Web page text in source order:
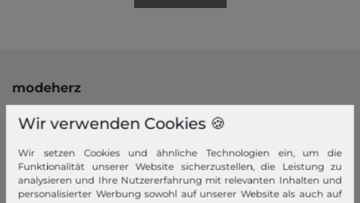
modeherz
Impressum
Widerrufsrecht
Datenschutzerklärung
Datenschutzeinstellungen
Wir verwenden Cookies 🍪
Wir setzen Cookies und ähnliche Technologien ein, um die
Funktionalität unserer Website sicherzustellen, die Leistung zu
analysieren und Ihre Nutzererfahrung mit relevanten Inhalten und
personalisierter Werbung sowohl auf unserer Website als auch auf